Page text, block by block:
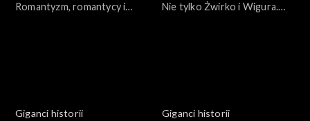
Romantyzm, romantycy i
Nie tylko Żwirko i Wigura.
Giganci historii
Giganci historii